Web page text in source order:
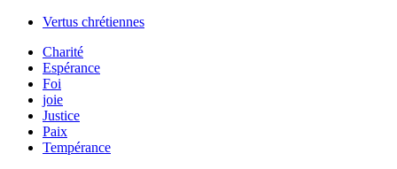
Vertus chrétiennes
Charité
Espérance
Foi
joie
Justice
Paix
Tempérance